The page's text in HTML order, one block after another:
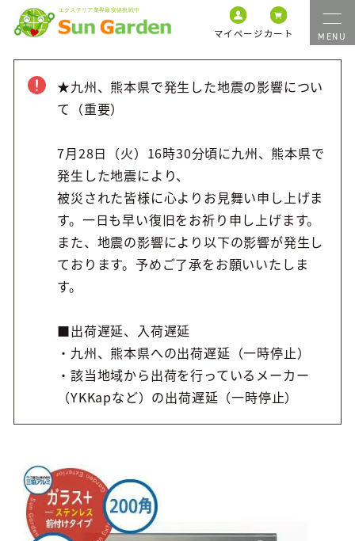
マイページカート
★九州、熊本県で発生した地震の影響につい
て（重要）
7月28日（火）16時30分頃に九州、熊本県で
発生した地震により、
被災された皆様に心よりお見舞い申し上げま
す。一日も早い復旧をお祈り申し上げます。
また、地震の影響により以下の影響が発生し
ております。予めご了承をお願いいたしま
す。
■出荷遅延、入荷遅延
・九州、熊本県への出荷遅延（一時停止）
・該当地域から出荷を行っているメーカー
（YKKapなど）の出荷遅延（一時停止）